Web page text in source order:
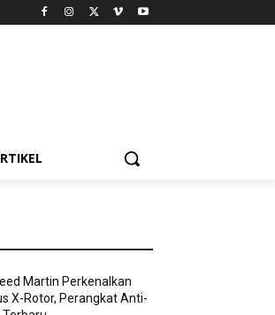
Martin Perkenalkan
X-Rotor, Perangkat Anti-